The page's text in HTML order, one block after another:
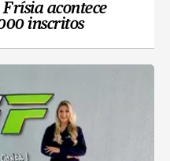
acontece
inscritos